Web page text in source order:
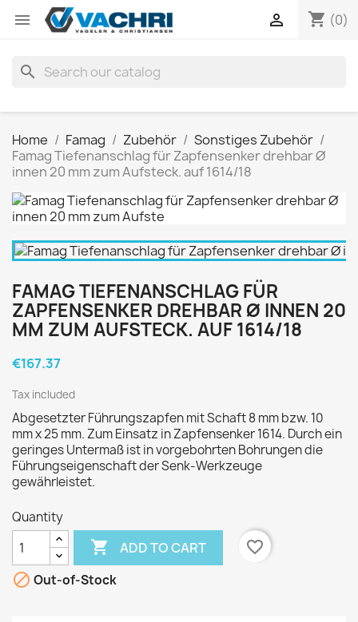
 shopping_cart (0)

search
Home Famag Zubehör
Sonstiges Zubehör
Famag Tiefenanschlag für Zapfensenker drehbar Ø
innen 20 mm zum Aufsteck. auf 1614/18
FAMAG TIEFENANSCHLAG FÜR
ZAPFENSENKER DREHBAR Ø INNEN 20
MM ZUM AUFSTECK. AUF 1614/18
€167.37
Tax included
Abgesetzter Führungszapfen mit Schaft 8 mm bzw. 10
mm x 25 mm. Zum Einsatz in Zapfensenker 1614. Durch ein
geringes Untermaß ist in vorgebohrten Bohrungen die
Führungseigenschaft der Senk-Werkzeuge
gewährleistet.
Quantity
 ADD TO CART
favorite_border
 Out-of-Stock